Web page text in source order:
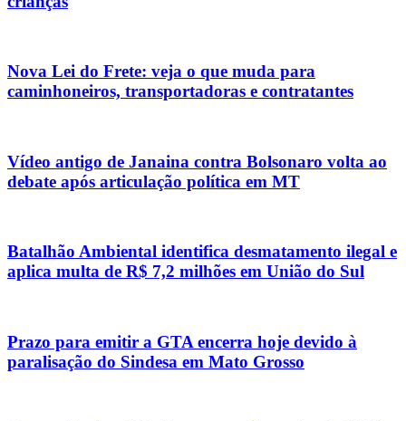
Nova Lei do Frete: veja o que muda para
caminhoneiros, transportadoras e contratantes
Vídeo antigo de Janaina contra Bolsonaro volta ao
debate após articulação política em MT
Batalhão Ambiental identifica desmatamento ilegal e
aplica multa de R$ 7,2 milhões em União do Sul
Prazo para emitir a GTA encerra hoje devido à
paralisação do Sindesa em Mato Grosso